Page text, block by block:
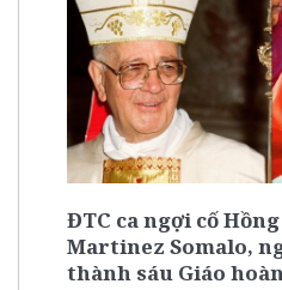
ĐTC ca ngợi cố
Martinez Somalo,
thành sáu Giáo